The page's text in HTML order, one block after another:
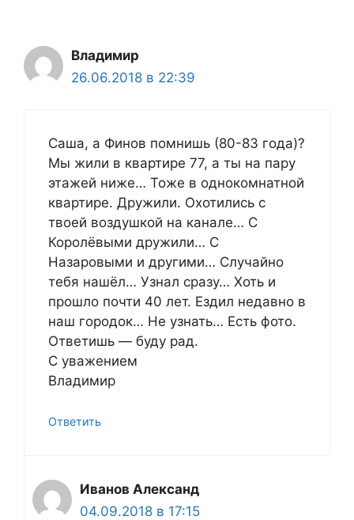
Владимир
26.06.2018 в 22:39
Саша, а Финов помнишь (80-83 года)?
Мы жили в квартире 77, а ты на пару
этажей ниже… Тоже в однокомнатной
квартире. Дружили. Охотились с
твоей воздушкой на канале… С
Королёвыми дружили… С
Назаровыми и другими… Случайно
тебя нашёл… Узнал сразу… Хоть и
прошло почти 40 лет. Ездил недавно в
наш городок… Не узнать… Есть фото.
Ответишь — буду рад.
С уважением
Владимир
Ответить
Иванов Александ
04.09.2018 в 17:15